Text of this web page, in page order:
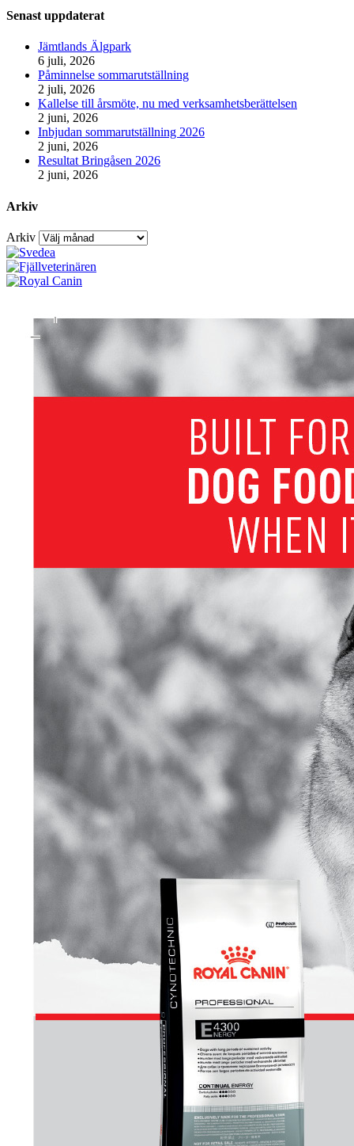
Senast uppdaterat
Jämtlands Älgpark
6 juli, 2026
Påminnelse sommarutställning
2 juli, 2026
Kallelse till årsmöte, nu med verksamhetsberättelsen
2 juni, 2026
Inbjudan sommarutställning 2026
2 juni, 2026
Resultat Bringåsen 2026
2 juni, 2026
Arkiv
Arkiv